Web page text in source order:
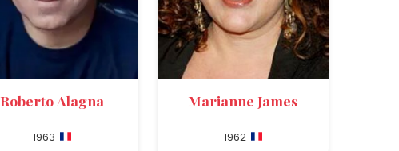
Roberto Alagna
1963
Marianne James
1962